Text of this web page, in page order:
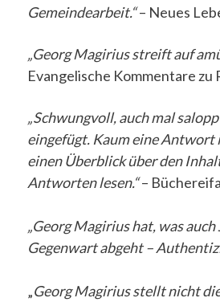
Gemeindearbeit.“– Neues
„Georg Magirius streift auf
Evangelische Kommentare zu
„Schwungvoll, auch mal
eingefügt. Kaum eine Antwort
einen Überblick über den
Antworten lesen.“–
„Georg Magirius hat, was
Gegenwart abgeht –
„Georg Magirius stellt nicht